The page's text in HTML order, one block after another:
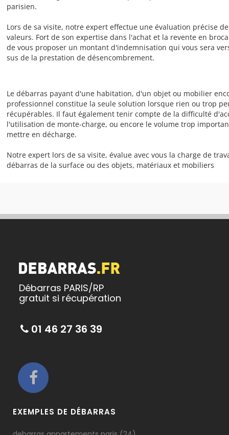
parisien.
Lors de sa visite, notre expert effectue une évaluation précise
valeurs. Fort de son expertise dans l'achat et la revente en
de vous proposer un montant d'indemnisation qui vous sera
sus de la prestation de désencombrement.
Le débarras payant d'une habitation, d'un objet ou mobilier
professionnel constitue la seule solution lorsque rien ou trop
récupérables. Il faut également tenir compte de la difficulté
l'utilisation de monte-charge, ou encore le volume trop
mettre en décharge.
Notre expert lors de sa visite, évalue avec vous la charge de
débarras de la surface ou des objets, matériaux et mobiliers
Débarras PARIS/RP
gratuit si récupération
01 46 27 36 39
EXEMPLES DE DÉBARRAS